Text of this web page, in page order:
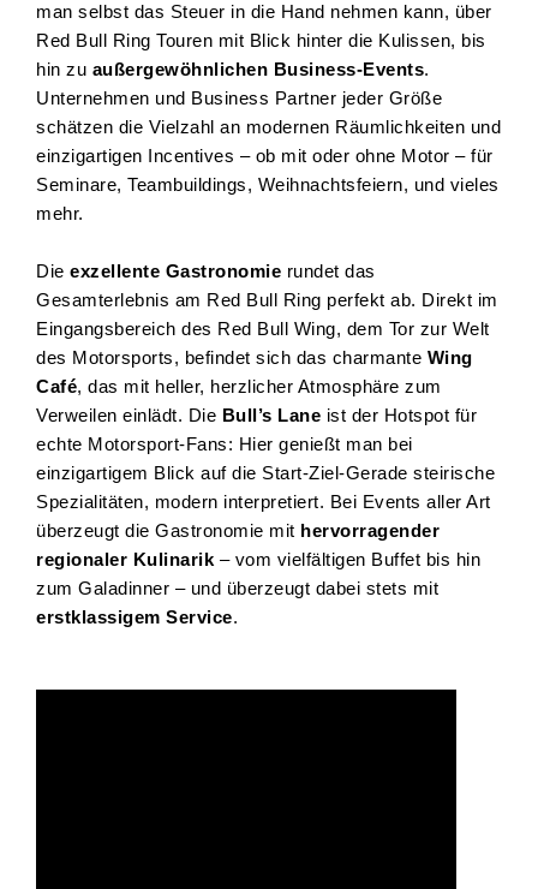
man selbst das Steuer in die Hand nehmen kann, über
Red Bull Ring Touren mit Blick hinter die Kulissen, bis
hin zu außergewöhnlichen Business-Events.
Unternehmen und Business Partner jeder Größe
schätzen die Vielzahl an modernen Räumlichkeiten und
einzigartigen Incentives – ob mit oder ohne Motor – für
Seminare, Teambuildings, Weihnachtsfeiern, und vieles
mehr.
Die exzellente Gastronomie rundet das
Gesamterlebnis am Red Bull Ring perfekt ab. Direkt im
Eingangsbereich des Red Bull Wing, dem Tor zur Welt
des Motorsports, befindet sich das charmante Wing
Café, das mit heller, herzlicher Atmosphäre zum
Verweilen einlädt. Die Bull’s Lane ist der Hotspot für
echte Motorsport-Fans: Hier genießt man bei
einzigartigem Blick auf die Start-Ziel-Gerade steirische
Spezialitäten, modern interpretiert. Bei Events aller Art
überzeugt die Gastronomie mit hervorragender
regionaler Kulinarik – vom vielfältigen Buffet bis hin
zum Galadinner – und überzeugt dabei stets mit
erstklassigem Service.